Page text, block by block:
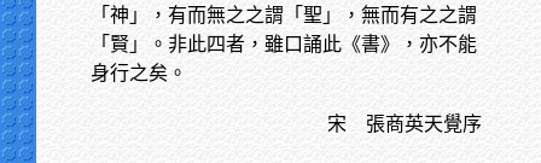
「神」，有而無之之謂「聖」，無而有之之謂
「賢」。非此四者，雖口誦此《書》，亦不能
身行之矣。
宋 張商英天覺序